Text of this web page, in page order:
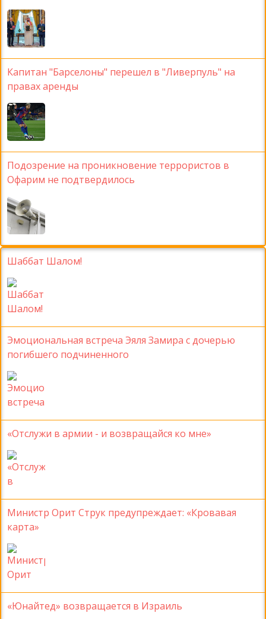
Капитан "Барселоны" перешел в "Ливерпуль" на
правах аренды
Подозрение на проникновение террористов в
Офарим не подтвердилось
Шаббат Шалом!
Эмоциональная встреча Эяля Замира с дочерью
погибшего подчиненного
«Отслужи в армии - и возвращайся ко мне»
Министр Орит Струк предупреждает: «Кровавая
карта»
«Юнайтед» возвращается в Израиль